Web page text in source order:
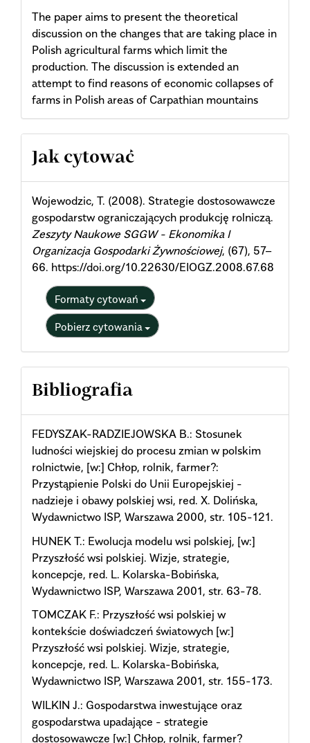
The paper aims to present the theoretical
discussion on the changes that are taking place in
Polish agricultural farms which limit the
production. The discussion is extended an
attempt to find reasons of economic collapses of
farms in Polish areas of Carpathian mountains
Article
Details
Jak cytować
Wojewodzic, T. (2008). Strategie dostosowawcze
gospodarstw ograniczających produkcję rolniczą.
Zeszyty Naukowe SGGW - Ekonomika I
Organizacja Gospodarki Żywnościowej, (67), 57–
66. https://doi.org/10.22630/EIOGZ.2008.67.68
Formaty cytowań
Pobierz cytowania
Bibliografia
FEDYSZAK-RADZIEJOWSKA B.: Stosunek
ludności wiejskiej do procesu zmian w polskim
rolnictwie, [w:] Chłop, rolnik, farmer?:
Przystąpienie Polski do Unii Europejskiej -
nadzieje i obawy polskiej wsi, red. X. Dolińska,
Wydawnictwo ISP, Warszawa 2000, str. 105-121.
HUNEK T.: Ewolucja modelu wsi polskiej, [w:]
Przyszłość wsi polskiej. Wizje, strategie,
koncepcje, red. L. Kolarska-Bobińska,
Wydawnictwo ISP, Warszawa 2001, str. 63-78.
TOMCZAK F.: Przyszłość wsi polskiej w
kontekście doświadczeń światowych [w:]
Przyszłość wsi polskiej. Wizje, strategie,
koncepcje, red. L. Kolarska-Bobińska,
Wydawnictwo ISP, Warszawa 2001, str. 155-173.
WILKIN J.: Gospodarstwa inwestujące oraz
gospodarstwa upadające - strategie
dostosowawcze [w:] Chłop, rolnik, farmer?